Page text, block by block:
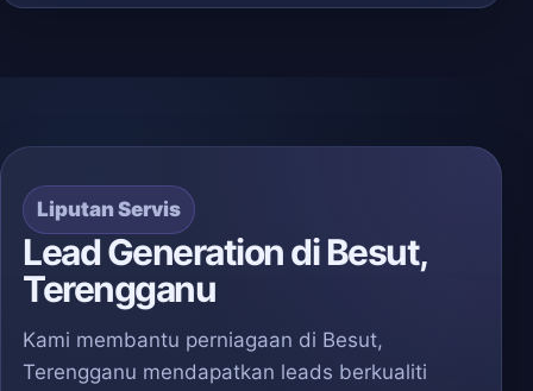
Liputan Servis
Lead Generation di Besut,
Terengganu
Kami membantu perniagaan di Besut,
Terengganu mendapatkan leads berkualiti